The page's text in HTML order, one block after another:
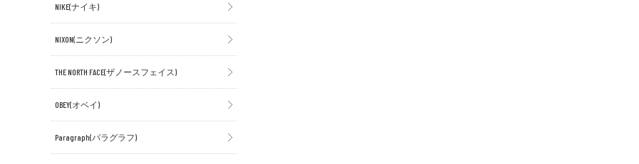
NIKE(ナイキ)
NIXON(ニクソン)
THE NORTH FACE(ザノースフェイス)
OBEY(オベイ)
Paragraph(パラグラフ)